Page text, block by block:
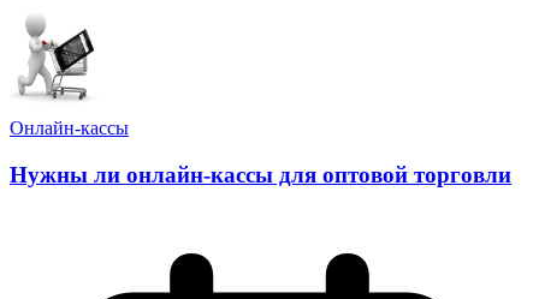
Онлайн-кассы
Нужны ли онлайн-кассы для оптовой торговли